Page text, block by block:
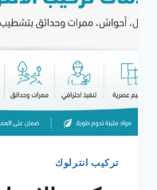
تركيب انترلوك